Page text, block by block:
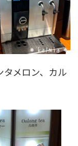
メロン、カル